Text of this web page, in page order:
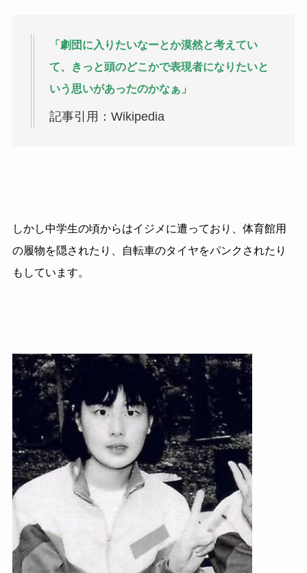
「劇団に入りたいなーとか漠然と考えてい
て、きっと頭のどこかで表現者になりたいと
いう思いがあったのかなぁ」
記事引用：Wikipedia
しかし中学生の頃からはイジメに遭っており、体育館用
の履物を隠されたり、自転車のタイヤをパンクされたり
もしています。